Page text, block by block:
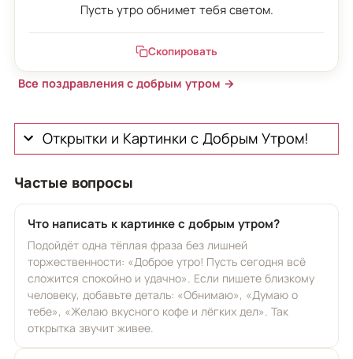
Пусть утро обнимет тебя светом.
Скопировать
Все поздравления с добрым утром →
Открытки и Картинки с Добрым Утром!
Частые вопросы
Что написать к картинке с добрым утром?
Подойдёт одна тёплая фраза без лишней
торжественности: «Доброе утро! Пусть сегодня всё
сложится спокойно и удачно». Если пишете близкому
человеку, добавьте деталь: «Обнимаю», «Думаю о
тебе», «Желаю вкусного кофе и лёгких дел». Так
открытка звучит живее.